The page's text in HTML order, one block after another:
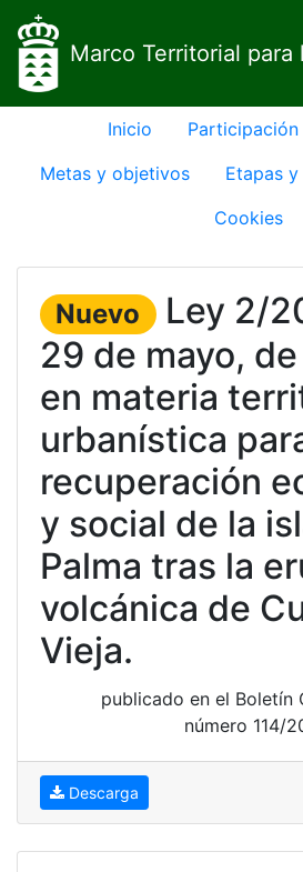
Marco Territorial
Inicio
Participación
Metas y objetivos
Etapas
Cookies
Nuevo Ley 2/
29 de mayo,
en materia
urbanística
recuperación
y social de la
Palma tras la
volcánica de
Vieja.
publicado en el Boletín
número 114/
Descarga